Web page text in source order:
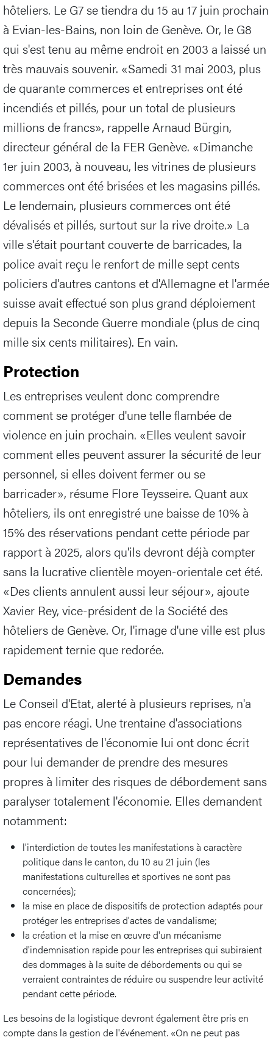
hôteliers. Le G7 se tiendra du 15 au 17 juin prochain
à Evian-les-Bains, non loin de Genève. Or, le G8
qui s'est tenu au même endroit en 2003 a laissé un
très mauvais souvenir. «Samedi 31 mai 2003, plus
de quarante commerces et entreprises ont été
incendiés et pillés, pour un total de plusieurs
millions de francs», rappelle Arnaud Bürgin,
directeur général de la FER Genève. «Dimanche
1er juin 2003, à nouveau, les vitrines de plusieurs
commerces ont été brisées et les magasins pillés.
Le lendemain, plusieurs commerces ont été
dévalisés et pillés, surtout sur la rive droite.» La
ville s'était pourtant couverte de barricades, la
police avait reçu le renfort de mille sept cents
policiers d'autres cantons et d'Allemagne et l'armée
suisse avait effectué son plus grand déploiement
depuis la Seconde Guerre mondiale (plus de cinq
mille six cents militaires). En vain.
Protection
Les entreprises veulent donc comprendre
comment se protéger d'une telle flambée de
violence en juin prochain. «Elles veulent savoir
comment elles peuvent assurer la sécurité de leur
personnel, si elles doivent fermer ou se
barricader», résume Flore Teysseire. Quant aux
hôteliers, ils ont enregistré une baisse de 10% à
15% des réservations pendant cette période par
rapport à 2025, alors qu'ils devront déjà compter
sans la lucrative clientèle moyen-orientale cet été.
«Des clients annulent aussi leur séjour», ajoute
Xavier Rey, vice-président de la Société des
hôteliers de Genève. Or, l'image d'une ville est plus
rapidement ternie que redorée.
Demandes
Le Conseil d'Etat, alerté à plusieurs reprises, n'a
pas encore réagi. Une trentaine d'associations
représentatives de l'économie lui ont donc écrit
pour lui demander de prendre des mesures
propres à limiter des risques de débordement sans
paralyser totalement l'économie. Elles demandent
notamment:
l'interdiction de toutes les manifestations à caractère
politique dans le canton, du 10 au 21 juin (les
manifestations culturelles et sportives ne sont pas
concernées);
la mise en place de dispositifs de protection adaptés pour
protéger les entreprises d'actes de vandalisme;
la création et la mise en œuvre d'un mécanisme
d'indemnisation rapide pour les entreprises qui subiraient
des dommages à la suite de débordements ou qui se
verraient contraintes de réduire ou suspendre leur activité
pendant cette période.
Les besoins de la logistique devront également être pris en
compte dans la gestion de l'événement. «On ne peut pas